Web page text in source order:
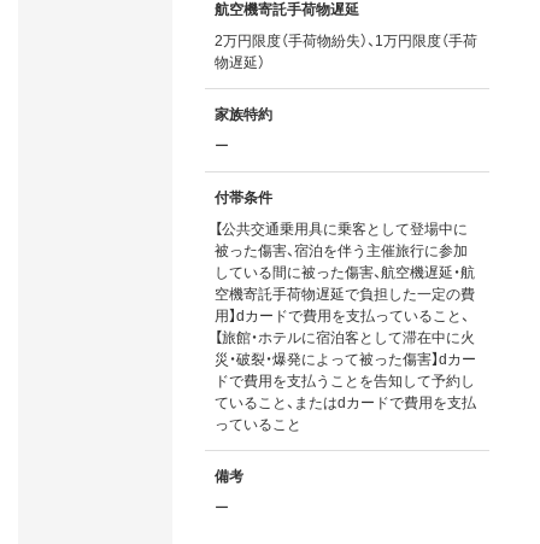
航空機寄託手荷物遅延
2万円限度（手荷物紛失）、1万円限度（手荷
物遅延）
家族特約
ー
付帯条件
【公共交通乗用具に乗客として登場中に
被った傷害、宿泊を伴う主催旅行に参加
している間に被った傷害、航空機遅延・航
空機寄託手荷物遅延で負担した一定の費
用】dカードで費用を支払っていること、
【旅館・ホテルに宿泊客として滞在中に火
災・破裂・爆発によって被った傷害】dカー
ドで費用を支払うことを告知して予約し
ていること、またはdカードで費用を支払
っていること
備考
ー